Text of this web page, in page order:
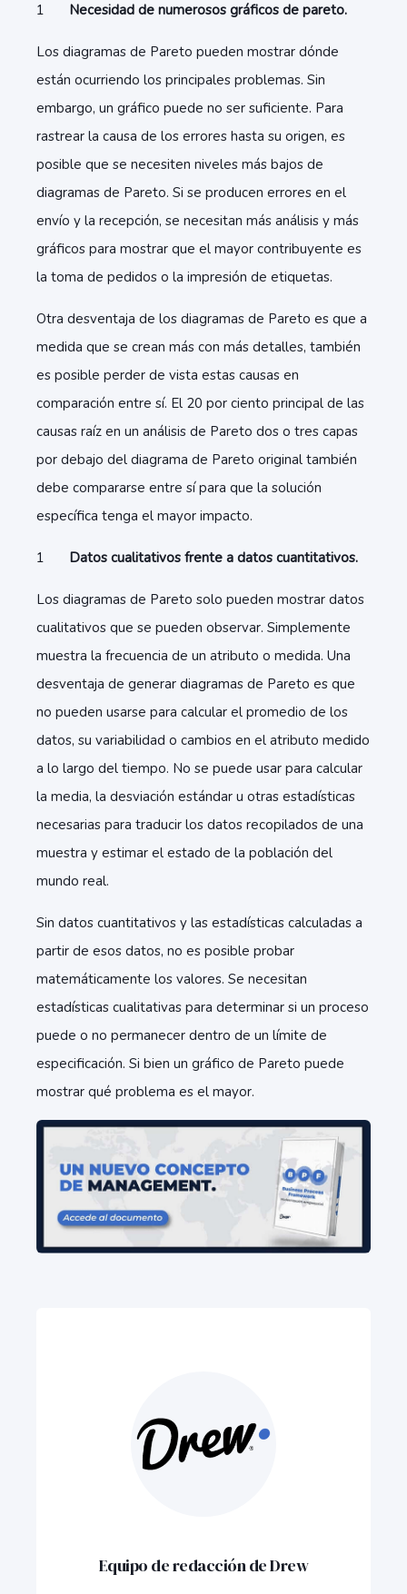
Necesidad de numerosos gráficos de pareto.
Los diagramas de Pareto pueden mostrar dónde
están ocurriendo los principales problemas. Sin
embargo, un gráfico puede no ser suficiente. Para
rastrear la causa de los errores hasta su origen, es
posible que se necesiten niveles más bajos de
diagramas de Pareto. Si se producen errores en el
envío y la recepción, se necesitan más análisis y más
gráficos para mostrar que el mayor contribuyente es
la toma de pedidos o la impresión de etiquetas.
Otra desventaja de los diagramas de Pareto es que a
medida que se crean más con más detalles, también
es posible perder de vista estas causas en
comparación entre sí. El 20 por ciento principal de las
causas raíz en un análisis de Pareto dos o tres capas
por debajo del diagrama de Pareto original también
debe compararse entre sí para que la solución
específica tenga el mayor impacto.
Datos cualitativos frente a datos cuantitativos.
Los diagramas de Pareto solo pueden mostrar datos
cualitativos que se pueden observar. Simplemente
muestra la frecuencia de un atributo o medida. Una
desventaja de generar diagramas de Pareto es que
no pueden usarse para calcular el promedio de los
datos, su variabilidad o cambios en el atributo medido
a lo largo del tiempo. No se puede usar para calcular
la media, la desviación estándar u otras estadísticas
necesarias para traducir los datos recopilados de una
muestra y estimar el estado de la población del
mundo real.
Sin datos cuantitativos y las estadísticas calculadas a
partir de esos datos, no es posible probar
matemáticamente los valores. Se necesitan
estadísticas cualitativas para determinar si un proceso
puede o no permanecer dentro de un límite de
especificación. Si bien un gráfico de Pareto puede
mostrar qué problema es el mayor.
Equipo de redacción de Drew